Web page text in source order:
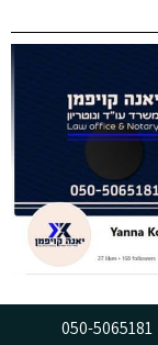
050-5065181